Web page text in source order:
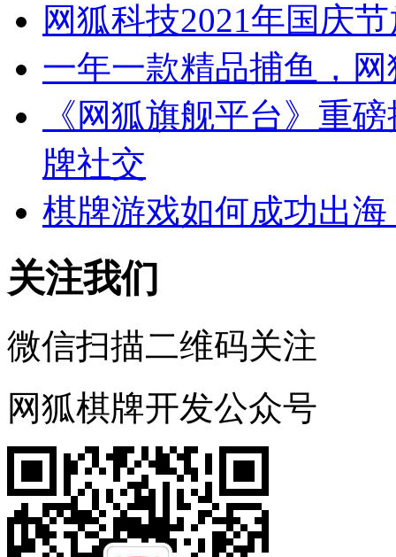
网狐科技2021年国庆
一年一款精品捕鱼，
《网狐旗舰平台》重
牌社交
棋牌游戏如何成功出
关注我们
微信扫描二维码关注
网狐棋牌开发公众号